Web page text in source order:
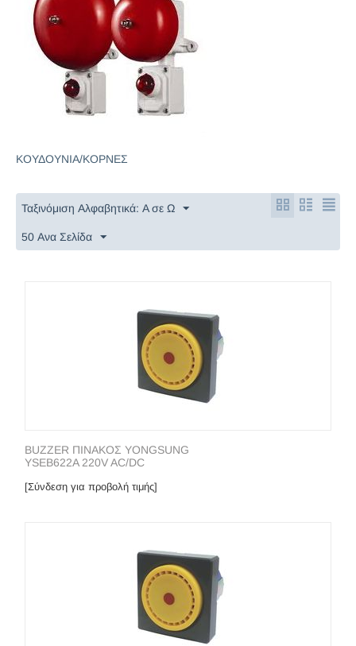
ΚΟΥΔΟΥΝΙΑ/ΚΟΡΝΕΣ
Ταξινόμιση Αλφαβητικά: A σε Ω
50 Ανα Σελίδα
BUZZER ΠΙΝΑΚΟΣ YONGSUNG
YSEB622A 220V AC/DC
[Σύνδεση για προβολή τιμής]